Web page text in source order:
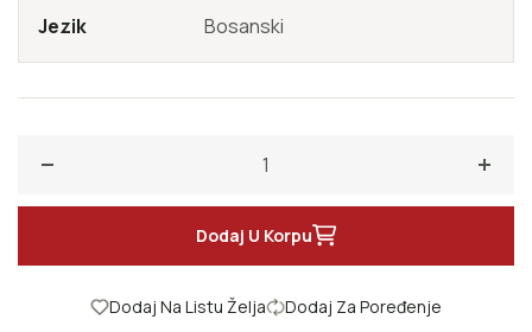
Jezik Bosanski
Smanji količinu za Žena na prozoru
Dodaj U Korpu
Dodaj Na Listu Želja Dodaj Za Poređenje